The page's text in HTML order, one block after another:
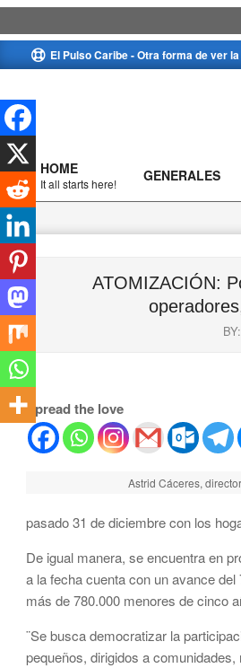
to
El Pulso Caribe - Otra forma de ver
Primary
Navigation
Menu
HOME
It all starts here! GENERALES
ATOMIZACIÓN:
BY:
Spread the love
Astrid Cáceres,
pasado 31 de diciembre con los
De igual manera, se encuentra en
a la fecha cuenta con un avance
más de 780.000 menores de cinco
¨Se busca democratizar la
pequeños, dirigidos a